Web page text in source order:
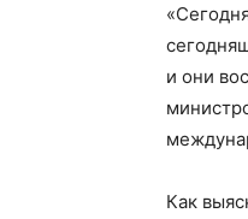
и они
Как